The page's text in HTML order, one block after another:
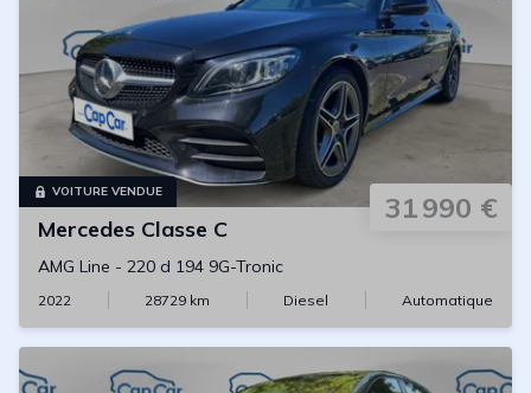
VOITURE VENDUE 31 990 €
Mercedes Classe C
AMG Line - 220 d 194 9G-Tronic
2022 28729 km Diesel Automatique